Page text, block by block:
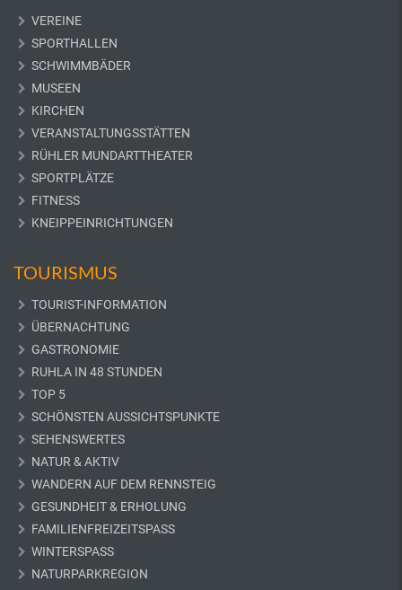
VEREINE
SPORTHALLEN
SCHWIMMBÄDER
MUSEEN
KIRCHEN
VERANSTALTUNGSSTÄTTEN
RÜHLER MUNDARTTHEATER
SPORTPLÄTZE
FITNESS
KNEIPPEINRICHTUNGEN
TOURISMUS
TOURIST-INFORMATION
ÜBERNACHTUNG
GASTRONOMIE
RUHLA IN 48 STUNDEN
TOP 5
SCHÖNSTEN AUSSICHTSPUNKTE
SEHENSWERTES
NATUR & AKTIV
WANDERN AUF DEM RENNSTEIG
GESUNDHEIT & ERHOLUNG
FAMILIENFREIZEITSPASS
WINTERSPASS
NATURPARKREGION